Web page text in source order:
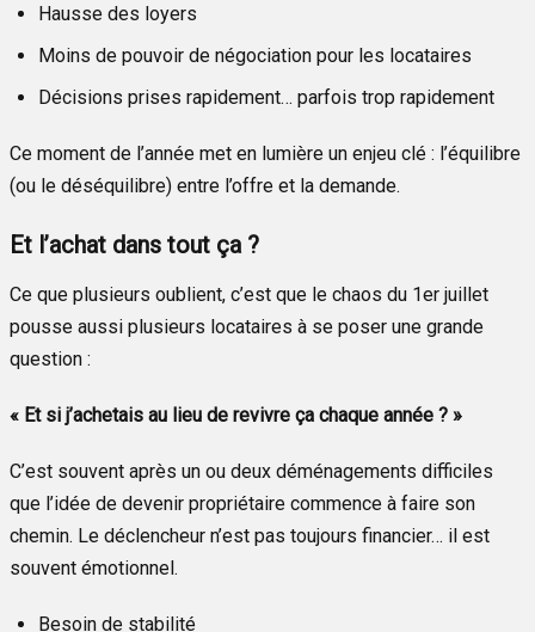
Hausse des loyers
Moins de pouvoir de négociation pour les locataires
Décisions prises rapidement… parfois trop rapidement
Ce moment de l’année met en lumière un enjeu clé : l’équilibre
(ou le déséquilibre) entre l’offre et la demande.
Et l’achat dans tout ça ?
Ce que plusieurs oublient, c’est que le chaos du 1er juillet
pousse aussi plusieurs locataires à se poser une grande
question :
« Et si j’achetais au lieu de revivre ça chaque année ? »
C’est souvent après un ou deux déménagements difficiles
que l’idée de devenir propriétaire commence à faire son
chemin. Le déclencheur n’est pas toujours financier… il est
souvent émotionnel.
Besoin de stabilité